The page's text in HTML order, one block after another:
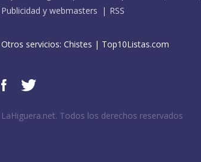
Publicidad y webmasters
RSS
Otros servicios: Chistes | Top10Listas.com
LaHiguera.net. Todos los derechos reservados